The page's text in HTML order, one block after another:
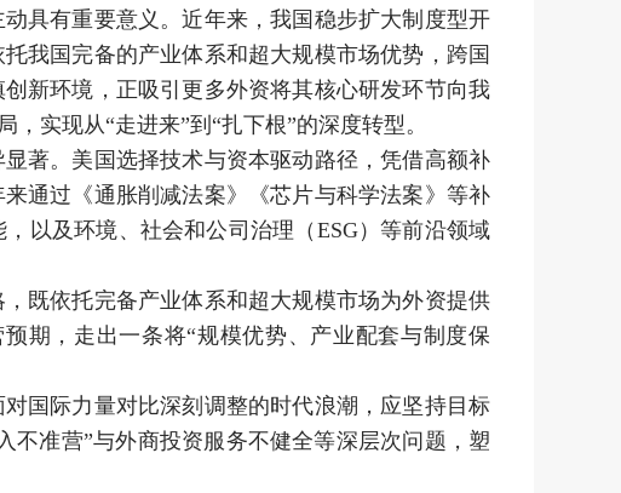
具有重要意义。近年来，我国稳步扩大制度型开
我国完备的产业体系和超大规模市场优势，跨国
新环境，正吸引更多外资将其核心研发环节向我
实现从“走进来”到“扎下根”的深度转型。
著。美国选择技术与资本驱动路径，凭借高额补
通过《通胀削减法案》《芯片与科学法案》等补
以及环境、社会和公司治理（ESG）等前沿领域
既依托完备产业体系和超大规模市场为外资提供
期，走出一条将“规模优势、产业配套与制度保
国际力量对比深刻调整的时代浪潮，应坚持目标
不准营”与外商投资服务不健全等深层次问题，塑